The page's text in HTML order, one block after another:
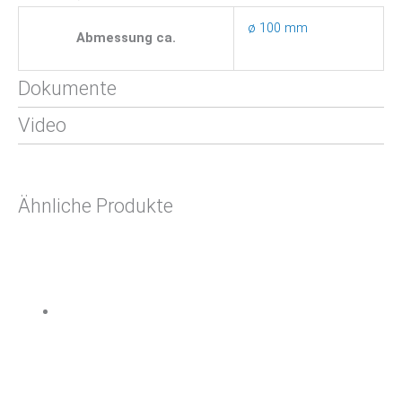
Abmessung ca.
ø 100 mm
Dokumente
Video
Ähnliche Produkte